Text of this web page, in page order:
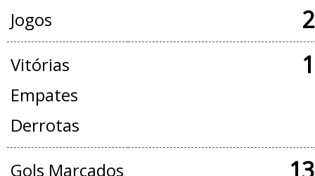
Jogos
Vitórias
Empates
Derrotas
Gols Marcados